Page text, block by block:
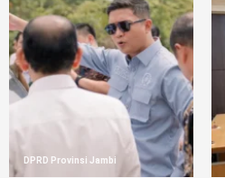
DPRD Provinsi Jambi